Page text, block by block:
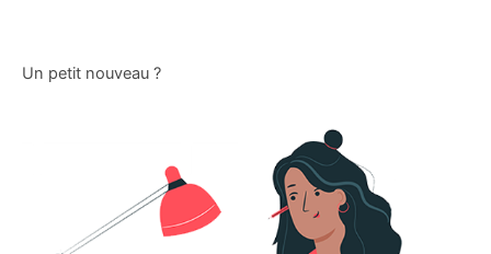
Un petit nouveau ?